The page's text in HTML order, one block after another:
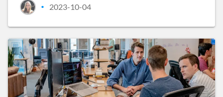
• 2023-10-04